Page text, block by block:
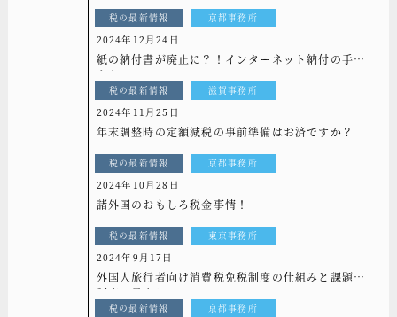
税の最新情報 京都事務所
2024年12月24日
紙の納付書が廃止に？！インターネット納付の手続
きを！
税の最新情報 滋賀事務所
2024年11月25日
年末調整時の定額減税の事前準備はお済ですか？
税の最新情報 京都事務所
2024年10月28日
諸外国のおもしろ税金事情！
税の最新情報 東京事務所
2024年9月17日
外国人旅行者向け消費税免税制度の仕組みと課題、
制度の見直しについて
税の最新情報 京都事務所